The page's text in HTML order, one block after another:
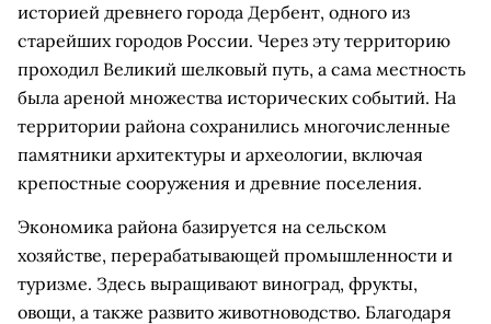
историей древнего города Дербент, одного из
старейших городов России. Через эту территорию
проходил Великий шелковый путь, а сама местность
была ареной множества исторических событий. На
территории района сохранились многочисленные
памятники архитектуры и археологии, включая
крепостные сооружения и древние поселения.
Экономика района базируется на сельском
хозяйстве, перерабатывающей промышленности и
туризме. Здесь выращивают виноград, фрукты,
овощи, а также развито животноводство. Благодаря